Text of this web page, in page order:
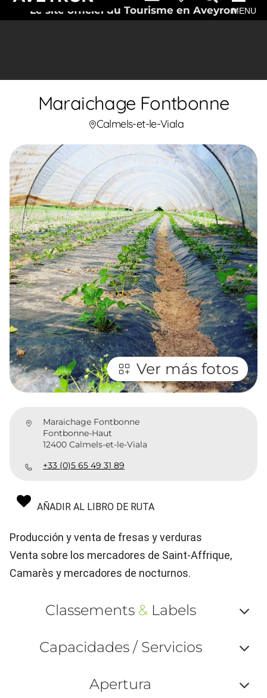
Le site officiel du Tourisme en AveyronMENU
Maraichage Fontbonne
Calmels-et-le-Viala
Ver más fotos
Maraichage Fontbonne
Fontbonne-Haut
12400 Calmels-et-le-Viala
+33 (0)5 65 49 31 89
AÑADIR AL LIBRO DE RUTA
Producción y venta de fresas y verduras
Venta sobre los mercadores de Saint-Affrique,
Camarès y mercadores de nocturnos.
Classements &Labels
ou
Capacidades / Servicios
Apertura